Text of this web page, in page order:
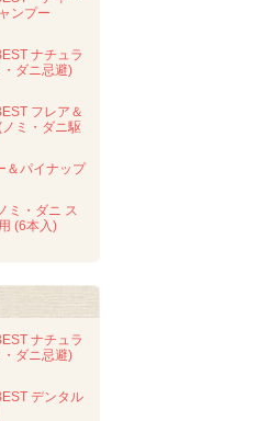
ンプー
ナチュラ
・ダニ忌避)
フレア＆
ミ・ダニ駆
＆パイナップ
ミ・ダニ ス
(6本入)
ナチュラ
・ダニ忌避)
デンタル